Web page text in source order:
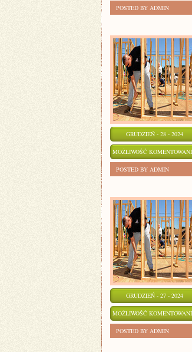
ZOSTAŁA WYŁĄCZONA
POSTED BY ADMIN
GRUDZIEŃ - 28 - 2024
MOŻLIWOŚĆ
ZOSTAŁA WYŁĄCZONA
POSTED BY ADMIN
GRUDZIEŃ - 27 - 2024
MOŻLIWOŚĆ
ZOSTAŁA WYŁĄCZONA
POSTED BY ADMIN